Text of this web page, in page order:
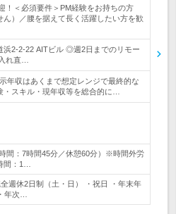
！＜必須要件＞PM経験をお持ちの方
ん）／腰を据えて長く活躍したい方を歓
浜2-2-22 AITビル ◎週2日までのリモー
れ直…
年収はあくまで想定レンジで最終的な
・スキル・現年収等を総合的に…
間：7時間45分／休憩60分）※時間外労
間：1…
全週休2日制（土・日） ・祝日 ・年末年
年次…